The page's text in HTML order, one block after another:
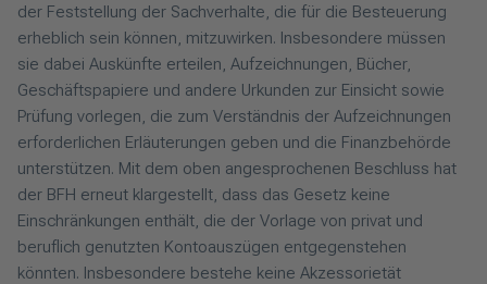
der Feststellung der Sachverhalte, die für die Besteuerung
erheblich sein können, mitzuwirken. Insbesondere müssen
sie dabei Auskünfte erteilen, Aufzeichnungen, Bücher,
Geschäftspapiere und andere Urkunden zur Einsicht sowie
Prüfung vorlegen, die zum Verständnis der Aufzeichnungen
erforderlichen Erläuterungen geben und die Finanzbehörde
unterstützen. Mit dem oben angesprochenen Beschluss hat
der BFH erneut klargestellt, dass das Gesetz keine
Einschränkungen enthält, die der Vorlage von privat und
beruflich genutzten Kontoauszügen entgegenstehen
könnten. Insbesondere bestehe keine Akzessorietät